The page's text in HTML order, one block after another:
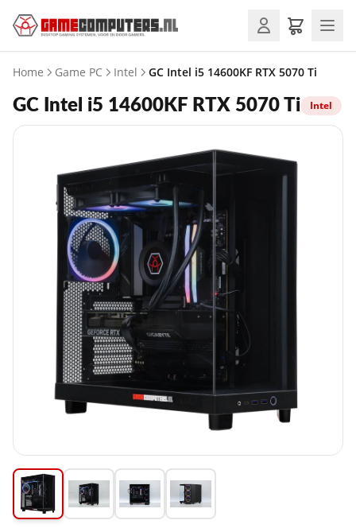
Home Game PC Intel GC Intel i5 14600KF RTX 5070 Ti
GC Intel i5 14600KF RTX 5070 Ti Intel